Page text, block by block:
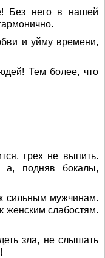
Без него в нашей
и уйму времени,
Тем более, что
грех не выпить.
а, подняв бокалы,
сильным мужчинам.
женским слабостям.
зла, не слышать